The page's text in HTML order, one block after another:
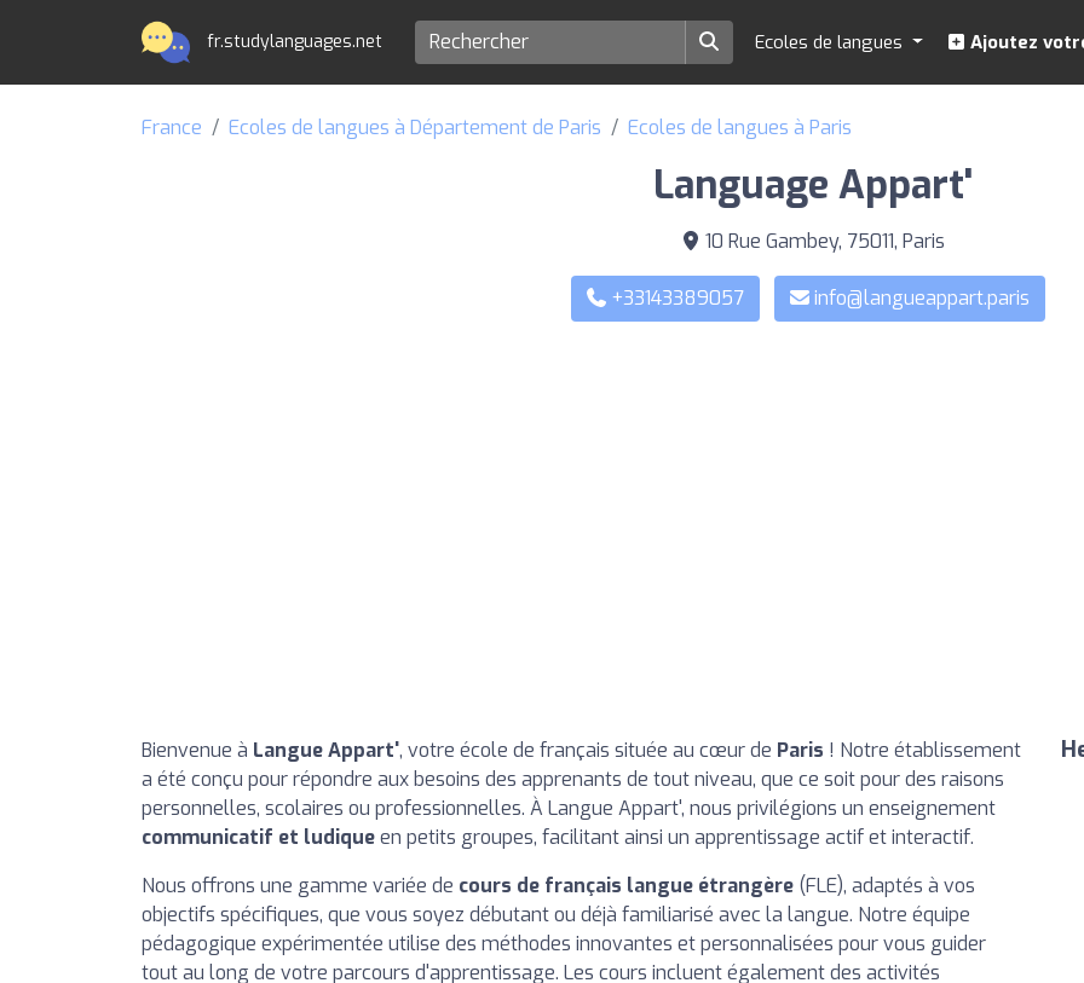
fr.studylanguages.net Ecoles de langues Ajoutez
France Ecoles de langues à Département de Paris Ecoles de langues à Paris
Language Appart'
10 Rue Gambey, 75011, Paris
+33143389057 info@langueappart.paris
Bienvenue à Langue Appart', votre école de français située au cœur de Paris ! Notre établissement
a été conçu pour répondre aux besoins des apprenants de tout niveau, que ce soit pour des raisons
personnelles, scolaires ou professionnelles. À Langue Appart', nous privilégions un enseignement
communicatif et ludiqueen petits groupes, facilitant ainsi un apprentissage actif et interactif.
Nous offrons une gamme variée de cours de français langue étrangère (FLE), adaptés à vos
objectifs spécifiques, que vous soyez débutant ou déjà familiarisé avec la langue. Notre équipe
pédagogique expérimentée utilise des méthodes innovantes et personnalisées pour vous guider
tout au long de votre parcours d'apprentissage. Les cours incluent également des activités